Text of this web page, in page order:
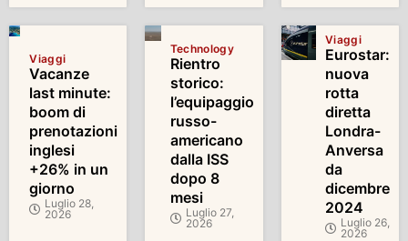
Viaggi
Vacanze
last minute:
boom di
prenotazioni
inglesi
+26% in un
giorno
Luglio 28,
2026
Technology
Rientro
storico:
l’equipaggio
russo-
americano
dalla ISS
dopo 8
mesi
Luglio 27,
2026
Viaggi
Eurostar:
nuova
rotta
diretta
Londra-
Anversa
da
dicembre
2024
Luglio 26,
2026